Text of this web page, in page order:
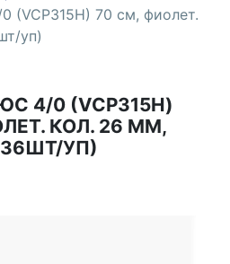
70 см, фиолет.
уп)
4/0 (VCP315H)
КОЛ. 26 ММ,
УП)